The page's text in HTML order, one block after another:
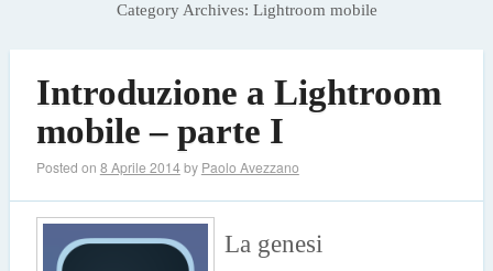
Category Archives: Lightroom mobile
Introduzione a Lightroom
mobile – parte I
Posted on 8 Aprile 2014by Paolo Avezzano
La genesi